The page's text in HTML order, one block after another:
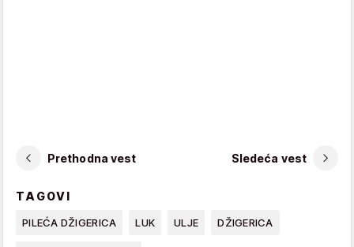
Prethodna vest Sledeća vest
TAGOVI
PILEĆA DŽIGERICA LUK ULJE DŽIGERICA